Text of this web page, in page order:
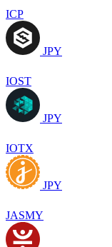
ICP
JPY
IOST
JPY
IOTX
JPY
JASMY